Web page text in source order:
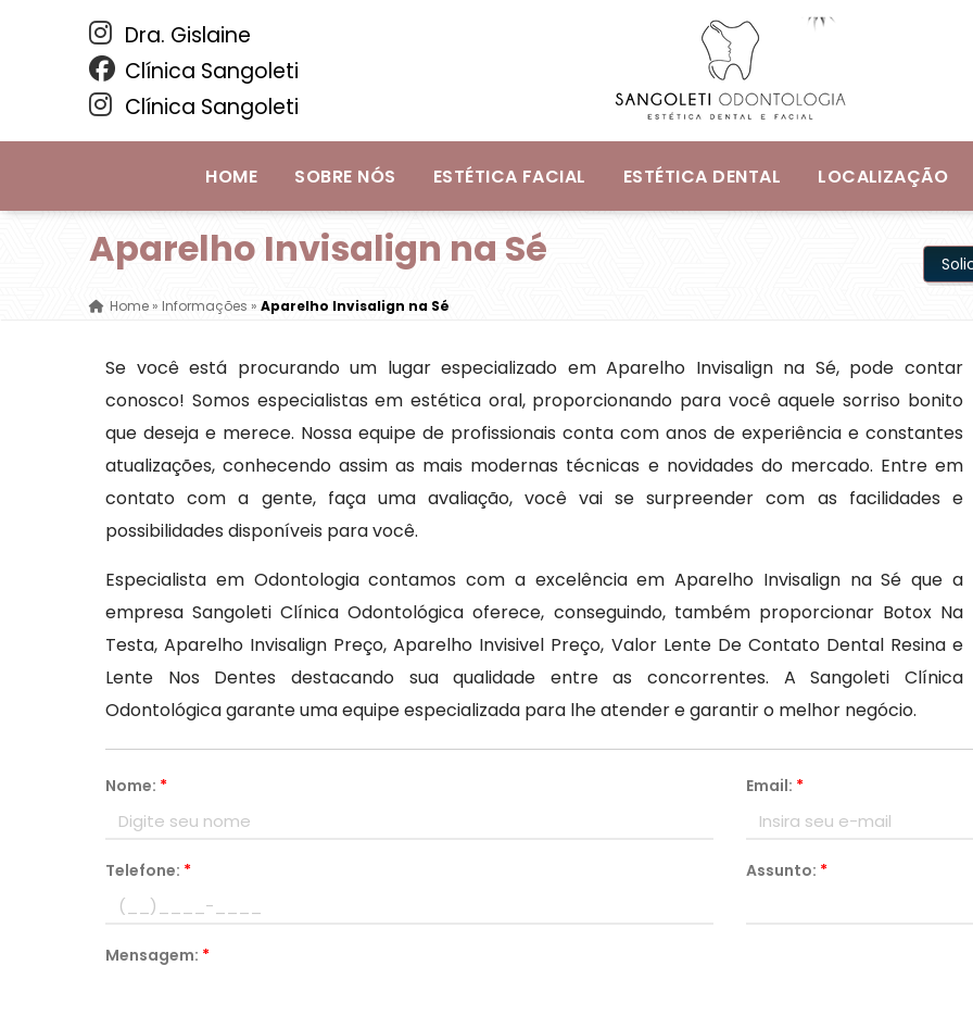
Dra. Gislaine
Clínica Sangoleti
Clínica Sangoleti
HOME SOBRE NÓS ESTÉTICA FACIAL ESTÉTICA DENTAL LOCALIZAÇÃO
Aparelho Invisalign na Sé
Home»Informações »Aparelho Invisalign na Sé
Se você está procurando um lugar especializado em Aparelho Invisalign na Sé, pode contar
conosco! Somos especialistas em estética oral, proporcionando para você aquele sorriso bonito
que deseja e merece. Nossa equipe de profissionais conta com anos de experiência e constantes
atualizações, conhecendo assim as mais modernas técnicas e novidades do mercado. Entre em
contato com a gente, faça uma avaliação, você vai se surpreender com as facilidades e
possibilidades disponíveis para você.
Especialista em Odontologia contamos com a excelência em Aparelho Invisalign na Sé que a
empresa Sangoleti Clínica Odontológica oferece, conseguindo, também proporcionar Botox Na
Testa, Aparelho Invisalign Preço, Aparelho Invisivel Preço, Valor Lente De Contato Dental Resina e
Lente Nos Dentes destacando sua qualidade entre as concorrentes. A Sangoleti Clínica
Odontológica garante uma equipe especializada para lhe atender e garantir o melhor negócio.
Nome: * Email: *
Telefone: * Assunto: *
Mensagem: *